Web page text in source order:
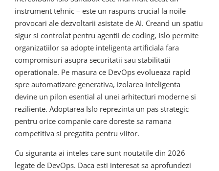
instrument tehnic – este un raspuns crucial la noile
provocari ale dezvoltarii asistate de AI. Creand un spatiu
sigur si controlat pentru agentii de coding, Islo permite
organizatiilor sa adopte inteligenta artificiala fara
compromisuri asupra securitatii sau stabilitatii
operationale. Pe masura ce DevOps evolueaza rapid
spre automatizare generativa, izolarea inteligenta
devine un pilon esential al unei arhitecturi moderne si
reziliente. Adoptarea Islo reprezinta un pas strategic
pentru orice companie care doreste sa ramana
competitiva si pregatita pentru viitor.
Cu siguranta ai inteles care sunt noutatile din 2026
legate de DevOps. Daca esti interesat sa aprofundezi